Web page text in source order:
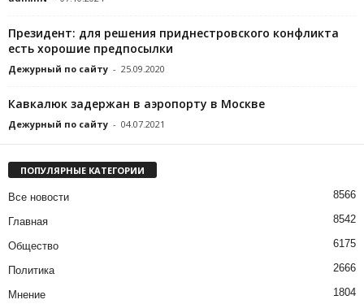
Президент: для решения приднестровского конфликта
есть хорошие предпосылки
Дежурный по сайту - 25.09.2020
Кавкалюк задержан в аэропорту в Москве
Дежурный по сайту - 04.07.2021
ПОПУЛЯРНЫЕ КАТЕГОРИИ
Все новости 8566
Главная 8542
Общество 6175
Политика 2666
Мнение 1804